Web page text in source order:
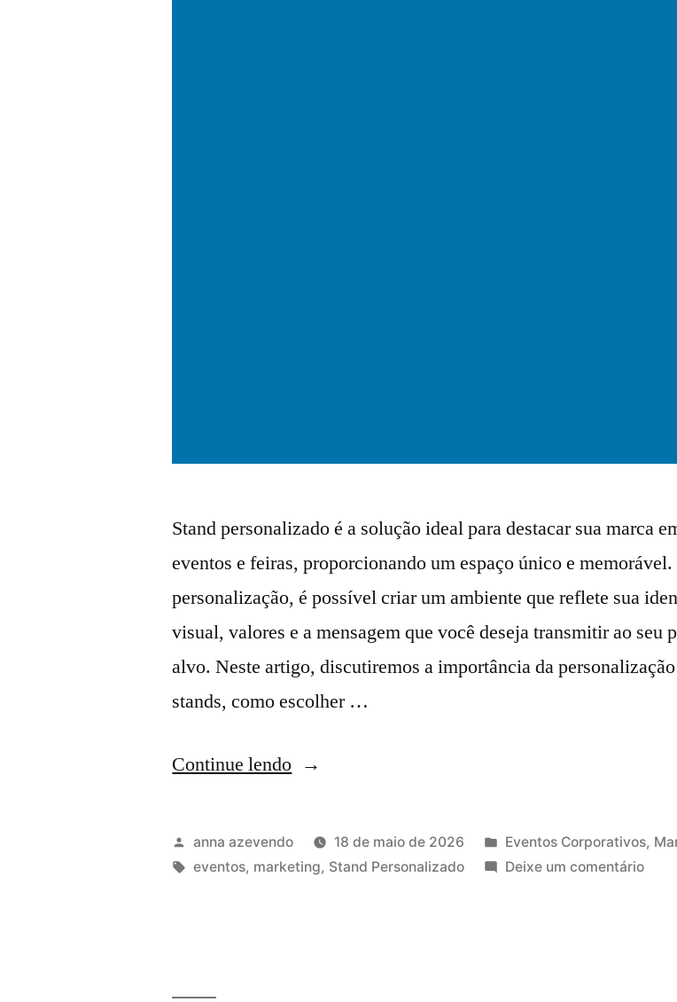
Stand personalizado é a solução ideal para destacar sua marca
eventos e feiras, proporcionando um espaço único e
personalização, é possível criar um ambiente que reflete sua
visual, valores e a mensagem que você deseja transmitir ao seu
alvo. Neste artigo, discutiremos a importância da
stands, como escolher …
Continue lendo
anna azevendo 18 de maio de 2026 Eventos Corporativos,
eventos, marketing, Stand Personalizado Deixe um comentário